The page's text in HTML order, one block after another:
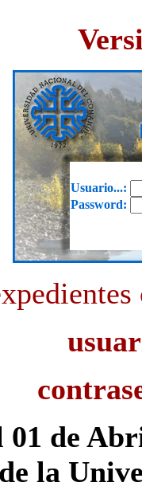
Usuario...:
Password:
de
la